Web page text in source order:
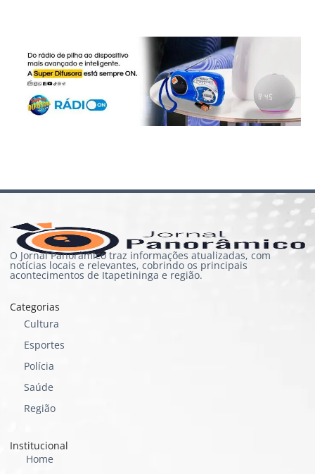
O Jornal Panorâmico traz informações atualizadas, com
notícias locais e relevantes, cobrindo os principais
acontecimentos de Itapetininga e região.
Categorias
Cultura
Esportes
Polícia
Saúde
Região
Institucional
Home